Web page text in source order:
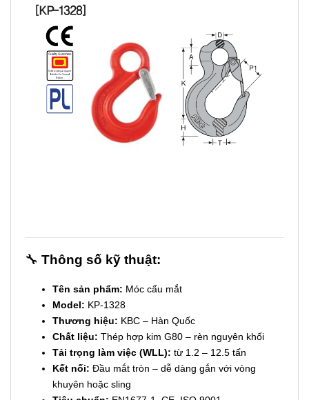
🔧 Thông số kỹ thuật:
Tên sản phẩm: Móc cẩu mắt
Model: KP-1328
Thương hiệu: KBC – Hàn Quốc
Chất liệu: Thép hợp kim G80 – rèn nguyên khối
Tải trọng làm việc (WLL): từ 1.2 – 12.5 tấn
Kết nối: Đầu mắt tròn – dễ dàng gắn với vòng
khuyên hoặc sling